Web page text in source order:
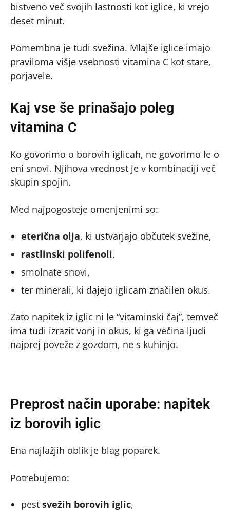
bistveno več svojih lastnosti kot iglice, ki vrejo
deset minut.
Pomembna je tudi svežina. Mlajše iglice imajo
praviloma višje vsebnosti vitamina C kot stare,
porjavele.
Kaj vse še prinašajo poleg
vitamina C
Ko govorimo o borovih iglicah, ne govorimo le o
eni snovi. Njihova vrednost je v kombinaciji več
skupin spojin.
Med najpogosteje omenjenimi so:
eterična olja, ki ustvarjajo občutek svežine,
rastlinski polifenoli,
smolnate snovi,
ter minerali, ki dajejo iglicam značilen okus.
Zato napitek iz iglic ni le “vitaminski čaj”, temveč
ima tudi izrazit vonj in okus, ki ga večina ljudi
najprej poveže z gozdom, ne s kuhinjo.
Preprost način uporabe: napitek
iz borovih iglic
Ena najlažjih oblik je blag poparek.
Potrebujemo:
pest svežih borovih iglic,